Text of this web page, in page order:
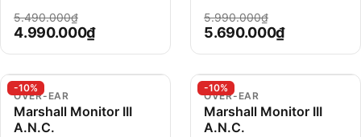
4.990.000₫
5.490.000₫
5.690.000₫
5.990.000₫
-10%
OVER-EAR
Marshall Monitor III
A.N.C.
-10%
OVER-EAR
Marshall Monitor III
A.N.C.